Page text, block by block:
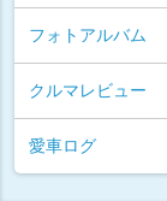
フォトアルバム
クルマレビュー
愛車ログ